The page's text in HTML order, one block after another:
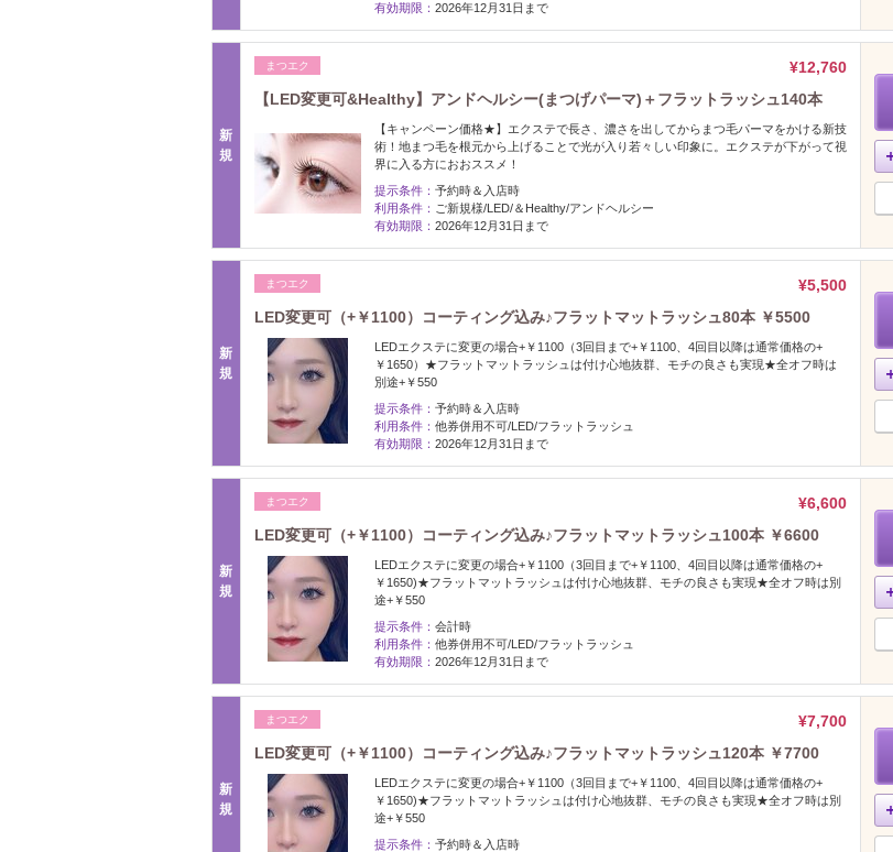
有効期限： 2026年12月31日まで
新
規
まつエク
¥12,760
【LED変更可&Healthy】アンドヘルシー(まつげパーマ)＋フラットラッシュ140本
【キャンペーン価格★】エクステで長さ、濃さを出してからまつ毛パーマをかける新技
術！地まつ毛を根元から上げることで光が入り若々しい印象に。エクステが下がって視
界に入る方におおススメ！
提示条件： 予約時＆入店時
利用条件： ご新規様/LED/＆Healthy/アンドヘルシー
有効期限： 2026年12月31日まで
新
規
まつエク
¥5,500
LED変更可（+￥1100）コーティング込み♪フラットマットラッシュ80本 ￥5500
LEDエクステに変更の場合+￥1100（3回目まで+￥1100、4回目以降は通常価格の+
￥1650）★フラットマットラッシュは付け心地抜群、モチの良さも実現★全オフ時は
別途+￥550
提示条件： 予約時＆入店時
利用条件： 他券併用不可/LED/フラットラッシュ
有効期限： 2026年12月31日まで
新
規
まつエク
¥6,600
LED変更可（+￥1100）コーティング込み♪フラットマットラッシュ100本 ￥6600
LEDエクステに変更の場合+￥1100（3回目まで+￥1100、4回目以降は通常価格の+
￥1650)★フラットマットラッシュは付け心地抜群、モチの良さも実現★全オフ時は別
途+￥550
提示条件： 会計時
利用条件： 他券併用不可/LED/フラットラッシュ
有効期限： 2026年12月31日まで
新
規
まつエク
¥7,700
LED変更可（+￥1100）コーティング込み♪フラットマットラッシュ120本 ￥7700
LEDエクステに変更の場合+￥1100（3回目まで+￥1100、4回目以降は通常価格の+
￥1650)★フラットマットラッシュは付け心地抜群、モチの良さも実現★全オフ時は別
途+￥550
提示条件： 予約時＆入店時